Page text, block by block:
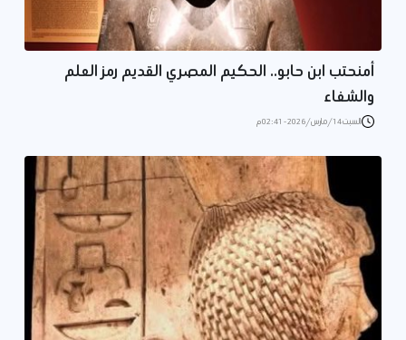
أمنحتب ابن حابو.. الحكيم المصري القديم رمز العلم
والشفاء
السبت 14/مارس/2026 - 02:41 م